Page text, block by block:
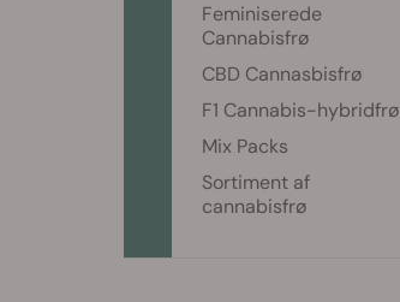
Feminiserede
Cannabisfrø
CBD Cannasbisfrø
F1 Cannabis-hybridfrø
Mix Packs
Sortiment af
cannabisfrø